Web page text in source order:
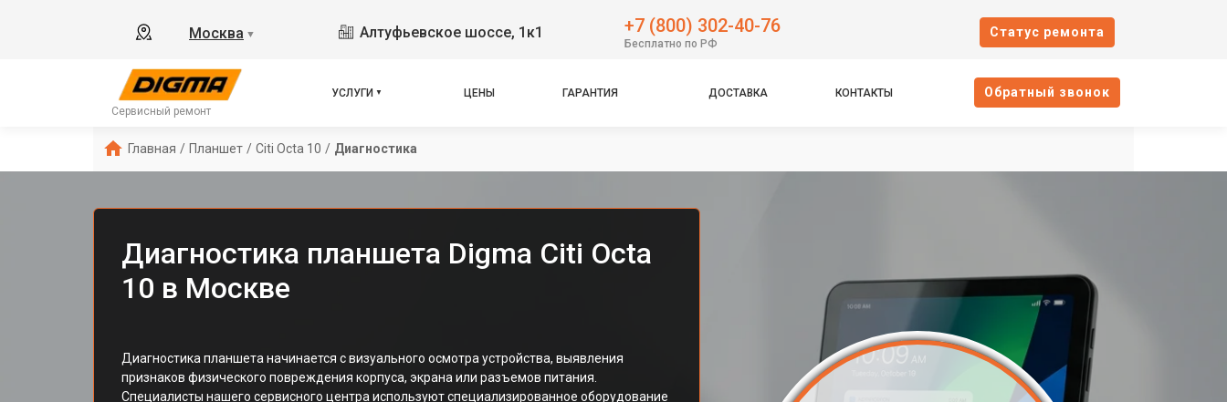
Москва ▼ Алтуфьевское шоссе, 1к1 +7 (800) 302-40-76
Бесплатно по РФ
Cтатус ремонта
Сервисный ремонт
УСЛУГИ ЦЕНЫ ГАРАНТИЯ ДОСТАВКА КОНТАКТЫ Oбратный звонок
Главная / Планшет / Citi Octa 10 / Диагностика
Диагностика планшета Digma Citi Octa
10 в Москве
Диагностика планшета начинается с визуального осмотра устройства, выявления
признаков физического повреждения корпуса, экрана или разъемов питания.
Специалисты нашего сервисного центра используют специализированное оборудование